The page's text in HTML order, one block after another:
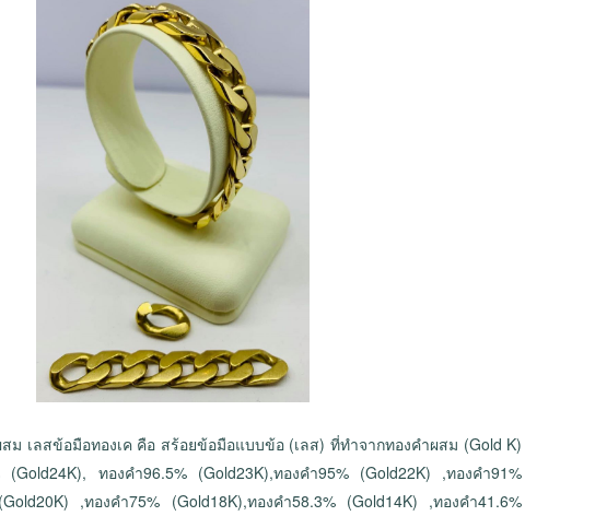
ม เลสข้อมือทองเค คือ สร้อยข้อมือแบบข้อ (เลส) ที่ทำจากทองคำผสม (Gold K)
ทองคำ96.5% (Gold23K),ทองคำ95% (Gold22K) ,ทองคำ91%
,ทองคำ75% (Gold18K),ทองคำ58.3% (Gold14K) ,ทองคำ41.6%